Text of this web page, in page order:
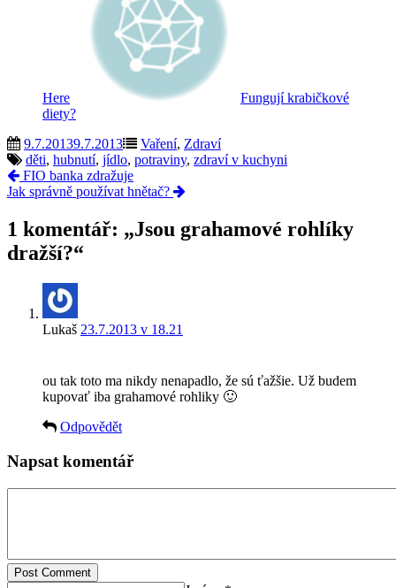
Here
Fungují krabičkové
diety?
9.7.20139.7.2013 Vaření, Zdraví
děti, hubnutí, jídlo, potraviny, zdraví v kuchyni
FIO banka zdražuje
Jak správně používat hnětač?
1 komentář: „Jsou grahamové rohlíky
dražší?“
Lukaš 23.7.2013 v 18.21
ou tak toto ma nikdy nenapadlo, že sú ťažšie. Už budem
kupovať iba grahamové rohliky 🙂
Odpovědět
Napsat komentář
Post Comment